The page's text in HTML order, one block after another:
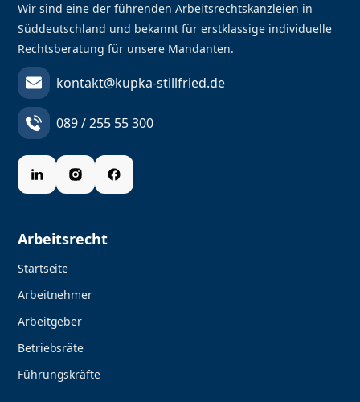
Wir sind eine der führenden Arbeitsrechtskanzleien in
Süddeutschland und bekannt für erstklassige individuelle
Rechtsberatung für unsere Mandanten.
kontakt@kupka-stillfried.de
089 / 255 55 300
Arbeitsrecht
Startseite
Arbeitnehmer
Arbeitgeber
Betriebsräte
Führungskräfte